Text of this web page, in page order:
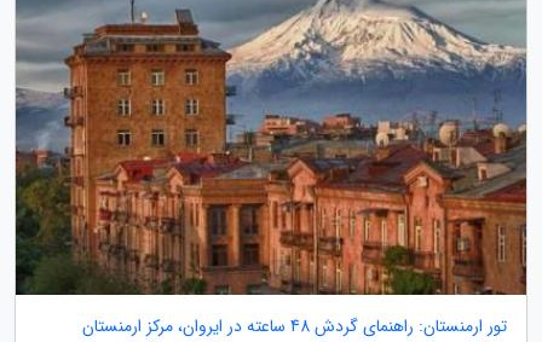
تور ارمنستان: راهنمای گردش 48 ساعته در ایروان، مرکز ارمنستان